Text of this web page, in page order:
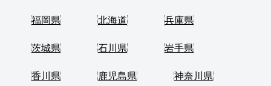
福岡県 北海道 兵庫県
茨城県 石川県 岩手県
香川県 鹿児島県 神奈川県